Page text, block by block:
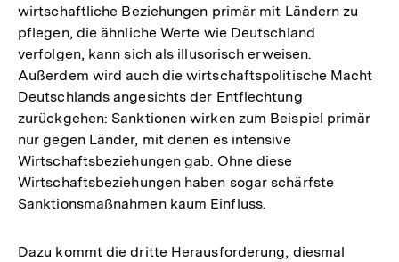
wirtschaftliche Beziehungen primär mit Ländern zu
pflegen, die ähnliche Werte wie Deutschland
verfolgen, kann sich als illusorisch erweisen.
Außerdem wird auch die wirtschaftspolitische Macht
Deutschlands angesichts der Entflechtung
zurückgehen: Sanktionen wirken zum Beispiel primär
nur gegen Länder, mit denen es intensive
Wirtschaftsbeziehungen gab. Ohne diese
Wirtschaftsbeziehungen haben sogar schärfste
Sanktionsmaßnahmen kaum Einfluss.
Dazu kommt die dritte Herausforderung, diesmal